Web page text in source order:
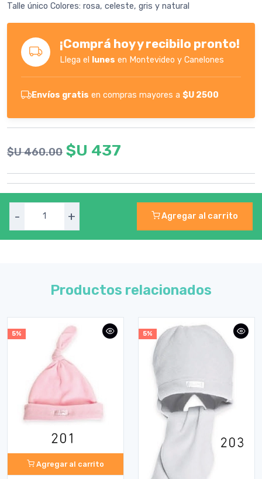
Talle único Colores: rosa, celeste, gris y natural
¡Comprá hoy y recibilo pronto!
Llega el lunes en Montevideo y Canelones
Envíos gratis en compras mayores a $U 2500
$U 460.00 $U 437
- + Agregar al carrito
Productos relacionados
5%
Agregar al carrito
5%